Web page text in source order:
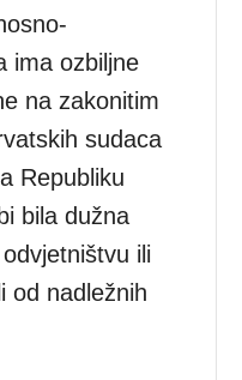
ima ozbiljne
na zakonitim
sudaca
Republiku
bila dužna
ili
od nadležnih